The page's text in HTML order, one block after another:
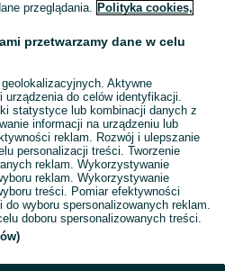
przeglądania. Polityka cookies,
przetwarzamy dane w celu
Aktywne
urządzenia do celów identyfikacji.
statystyce lub kombinacji danych z
informacji na urządzeniu lub
reklam. Rozwój i ulepszanie
personalizacji treści. Tworzenie
reklam. Wykorzystywanie
reklam. Wykorzystywanie
treści. Pomiar efektywności
wyboru spersonalizowanych reklam.
doboru spersonalizowanych treści.